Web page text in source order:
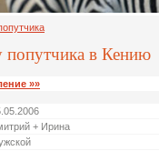
в Кению
»»
+ Ирина